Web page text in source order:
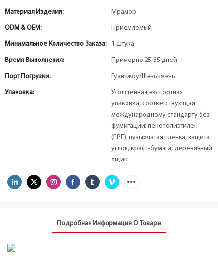
Материал Изделия: Мрамор
ODM & OEM: Приемлемый
Минимальное Количество Заказа: 1 штука
Время Выполнения: Примерно 25-35 дней
Порт Погрузки: Гуанчжоу/Шэньчжэнь
Упаковка:
Утолщенная экспортная
упаковка, соответствующая
международному стандарту без
фумигации: пенополиэтилен
(EPE), пузырчатая пленка, защита
углов, крафт-бумага, деревянный
ящик.
Подробная Информация О Товаре